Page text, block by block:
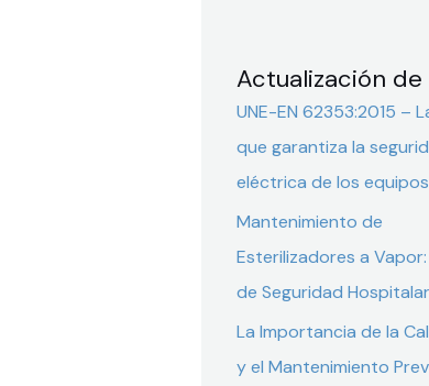
Actualización de
UNE-EN 62353:2015 –
que garantiza la
eléctrica de los
Mantenimiento de
Esterilizadores a
de Seguridad
La Importancia de la
y el Mantenimiento